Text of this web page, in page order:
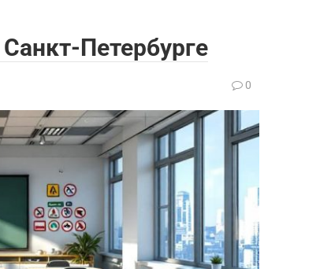
Петербурге
0